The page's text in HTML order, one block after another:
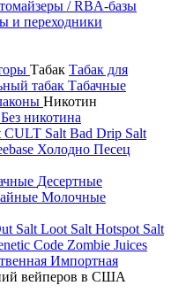
/ RBA-базы
и переходники
Табак Табак для
табак Табачные
Никотин
Без никотина
CULT Salt Bad Drip Salt
Холодно Песец
Десертные
Молочные
Salt Loot Salt Hotspot Salt
Code Zombie Juices
Импортная
вейперов в США